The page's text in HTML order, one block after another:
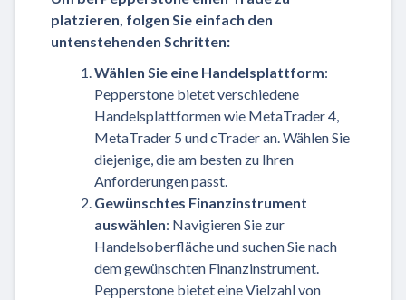
platzieren, folgen Sie einfach den
untenstehenden Schritten:
Wählen Sie eine Handelsplattform:
Pepperstone bietet verschiedene
Handelsplattformen wie MetaTrader 4,
MetaTrader 5 und cTrader an. Wählen Sie
diejenige, die am besten zu Ihren
Anforderungen passt.
Gewünschtes Finanzinstrument
auswählen: Navigieren Sie zur
Handelsoberfläche und suchen Sie nach
dem gewünschten Finanzinstrument.
Pepperstone bietet eine Vielzahl von